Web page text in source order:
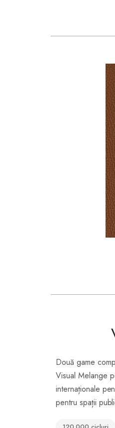
Două game
Visual Melange
internaționale
pentru spații